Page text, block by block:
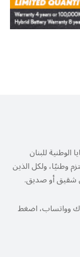
للبنان
وطنيًا، ولكل الذين
شقيق أو صديق.
وواتساب، اضغط